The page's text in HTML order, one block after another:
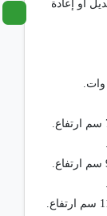
أو إعادة
300 وات: 8.5 سم عمق، 50 سم عرض، 70 سم ارتفاع.
400 وات: 8.5 سم عمق، 50 سم عرض، 90 سم ارتفاع.
750 وات: 8.5 سم عمق، 50 سم عرض، 110 سم ارتفاع.